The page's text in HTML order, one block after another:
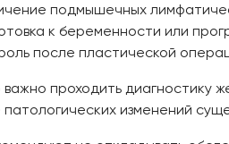
подмышечных
к беременности или
после пластической
проходить диагностику
патологических изменений